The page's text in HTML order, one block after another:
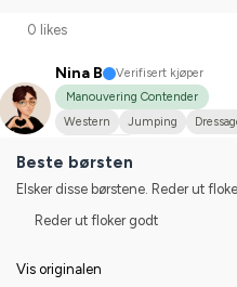
0 likes
Nina B
Verifisert kjøper
Manouvering Contender
Western
Jumping
Beste børsten
Elsker disse børstene. Reder ut
Reder ut floker godt
Vis originalen